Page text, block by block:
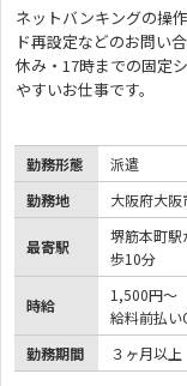
ネットバンキングの操
ド再設定などのお問い
休み・17時までの固定
やすいお仕事です。
勤務形態
派遣
勤務地
大阪府大阪
最寄駅
堺筋本町
歩10分
時給
1,500円～
給料前払い
勤務期間
３ヶ月以上